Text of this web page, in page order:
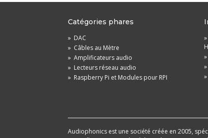
Catégories phares
» DAC
» Câbles au Mètre
» Amplificateurs audio
» Lecteurs réseau audio
» Raspberry Pi et Modules pour RPI
»
»
»
»
Audiophonics est une société créée en 2005,